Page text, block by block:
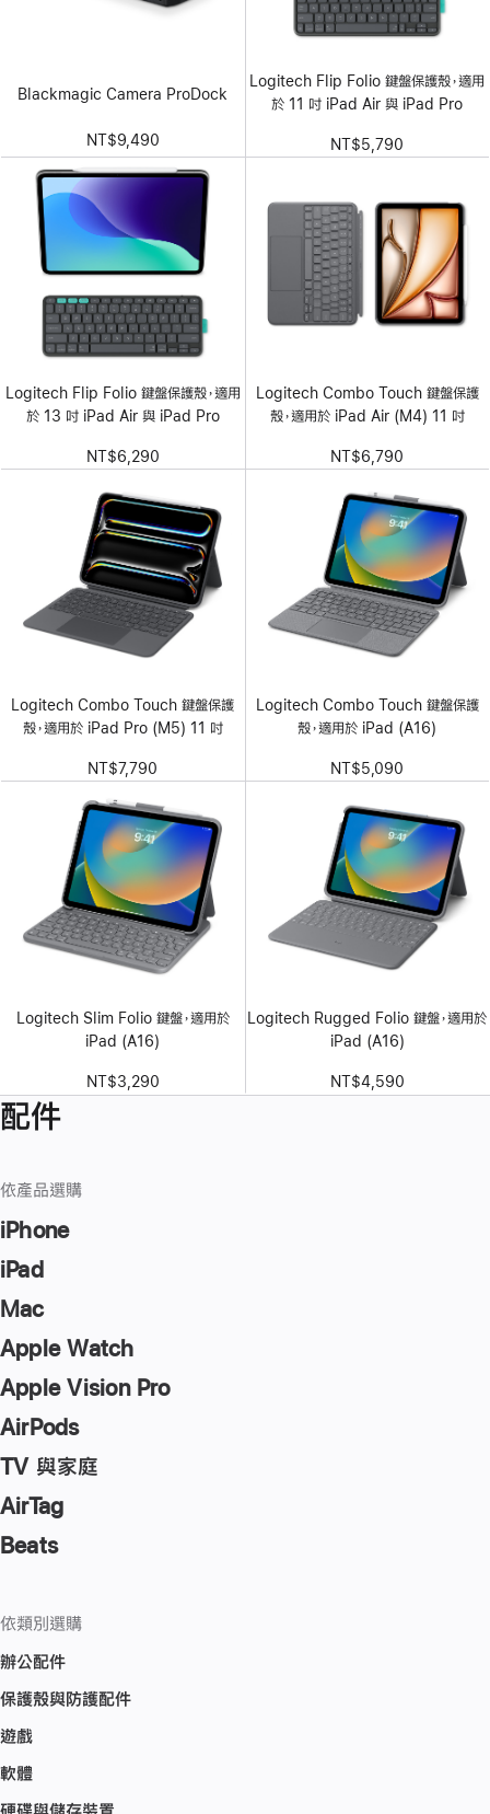
Blackmagic Camera ProDock
NT$9,490
Logitech Flip Folio 鍵盤保護殼，適用
於 11 吋 iPad Air 與 iPad Pro
NT$5,790
Logitech Flip Folio 鍵盤保護殼，適用
於 13 吋 iPad Air 與 iPad Pro
NT$6,290
Logitech Combo Touch 鍵盤保護
殼，適用於 iPad Air (M4) 11 吋
NT$6,790
Logitech Combo Touch 鍵盤保護
殼，適用於 iPad Pro (M5) 11 吋
NT$7,790
Logitech Combo Touch 鍵盤保護
殼，適用於 iPad (A16)
NT$5,090
Logitech Slim Folio 鍵盤，適用於
iPad (A16)
NT$3,290
Logitech Rugged Folio 鍵盤，適用於
iPad (A16)
NT$4,590
配件
依產品選購
iPhone
iPad
Mac
Apple Watch
Apple Vision Pro
AirPods
TV 與家庭
AirTag
Beats
依類別選購
辦公配件
保護殼與防護配件
遊戲
軟體
硬碟與儲存裝置